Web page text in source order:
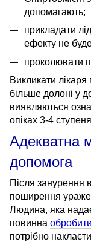
допомагають;
прикладати
ефекту не
проколювати
Викликати лікаря
більше долоні у
виявляються
опіках 3-4
Адекватна
допомога
Після занурення
поширення
Людина, яка
повинна
потрібно